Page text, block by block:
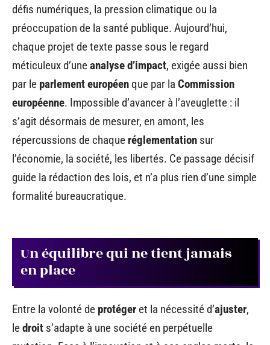
défis numériques, la pression climatique ou la
préoccupation de la santé publique. Aujourd’hui,
chaque projet de texte passe sous le regard
méticuleux d’uneanalyse d’impact, exigée aussi bien
par le parlement européenque par la Commission
européenne. Impossible d’avancer à l’aveuglette : il
s’agit désormais de mesurer, en amont, les
répercussions de chaque réglementation sur
l’économie, la société, les libertés. Ce passage décisif
guide la rédaction des lois, et n’a plus rien d’une simple
formalité bureaucratique.
Un équilibre qui ne tient jamais
en place
Entre la volonté de protéger et la nécessité d’ajuster,
ledroit s’adapte à une société en perpétuelle